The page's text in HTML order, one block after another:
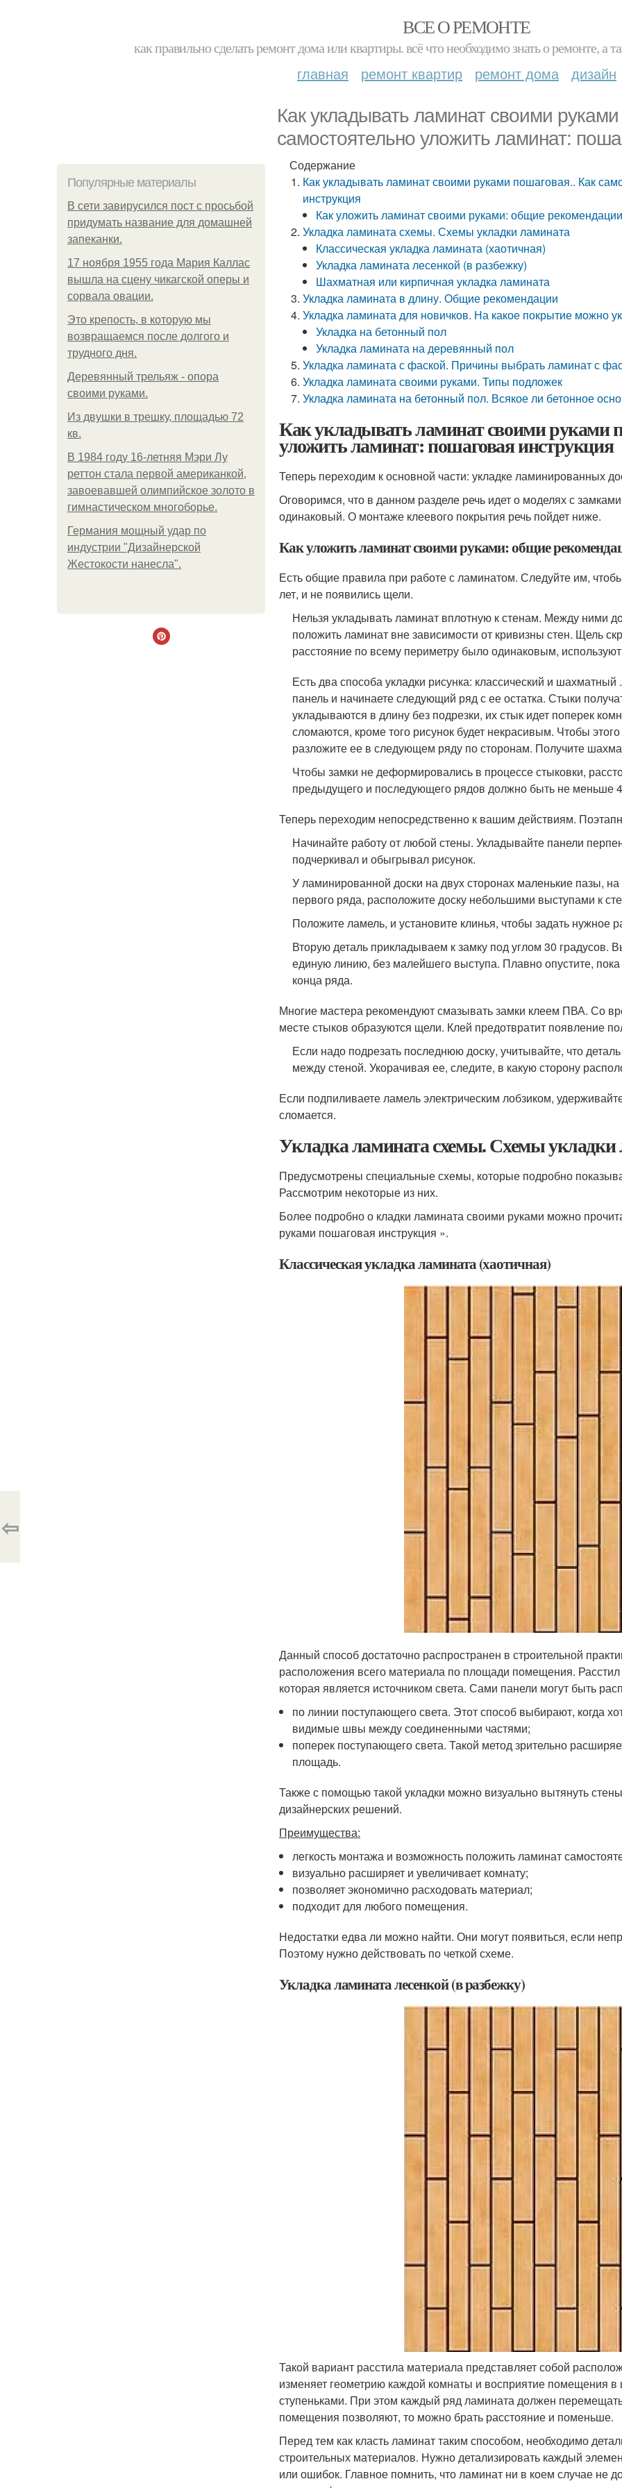
ВСЕ О РЕМОНТЕ
как правильно сделать ремонт дома или квартиры. всё что необходимо знать о ремонте,
главная ремонт квартир ремонт дома дизайн
Как укладывать ламинат своими
самостоятельно уложить ламинат:
Популярные материалы
В сети завирусился пост с просьбой
придумать название для домашней
запеканки.
17 ноября 1955 года Мария Каллас
вышла на сцену чикагской оперы и
сорвала овации.
Это крепость, в которую мы
возвращаемся после долгого и
трудного дня.
Деревянный трельяж - опора
своими руками.
Из двушки в трешку, площадью 72
кв.
В 1984 году 16-летняя Мэри Лу
реттон стала первой американкой,
завоевавшей олимпийское золото в
гимнастическом многоборье.
Германия мощный удар по
индустрии "Дизайнерской
Жестокости нанесла".
Содержание
Как укладывать ламинат своими руками пошаговая.. Как
инструкция
Как уложить ламинат своими руками: общие
Укладка ламината схемы. Схемы укладки ламината
Классическая укладка ламината (хаотичная)
Укладка ламината лесенкой (в разбежку)
Шахматная или кирпичная укладка ламината
Укладка ламината в длину. Общие рекомендации
Укладка ламината для новичков. На какое покрытие можно
Укладка на бетонный пол
Укладка ламината на деревянный пол
Укладка ламината с фаской. Причины выбрать ламинат с
Укладка ламината своими руками. Типы подложек
Укладка ламината на бетонный пол. Всякое ли бетонное
Как укладывать ламинат своими руками
уложить ламинат: пошаговая инструкция
Теперь переходим к основной части: укладке ламинированных
Оговоримся, что в данном разделе речь идет о моделях с
одинаковый. О монтаже клеевого покрытия речь пойдет ниже.
Как уложить ламинат своими руками: общие
Есть общие правила при работе с ламинатом. Следуйте им,
лет, и не появились щели.
Нельзя укладывать ламинат вплотную к стенам. Между ними
положить ламинат вне зависимости от кривизны стен. Щель
расстояние по всему периметру было одинаковым,
Есть два способа укладки рисунка: классический и
панель и начинаете следующий ряд с ее остатка. Стыки
укладываются в длину без подрезки, их стык идет поперек
сломаются, кроме того рисунок будет некрасивым. Чтобы
разложите ее в следующем ряду по сторонам. Получите
Чтобы замки не деформировались в процессе стыковки,
предыдущего и последующего рядов должно быть не меньше
Теперь переходим непосредственно к вашим действиям.
Начинайте работу от любой стены. Укладывайте панели
подчеркивал и обыгрывал рисунок.
У ламинированной доски на двух сторонах маленькие пазы,
первого ряда, расположите доску небольшими выступами к
Положите ламель, и установите клинья, чтобы задать нужное
Вторую деталь прикладываем к замку под углом 30 градусов.
единую линию, без малейшего выступа. Плавно опустите,
конца ряда.
Многие мастера рекомендуют смазывать замки клеем ПВА. Со
месте стыков образуются щели. Клей предотвратит появление
Если надо подрезать последнюю доску, учитывайте, что
между стеной. Укорачивая ее, следите, в какую сторону
Если подпиливаете ламель электрическим лобзиком,
сломается.
Укладка ламината схемы. Схемы укладки
Предусмотрены специальные схемы, которые подробно
Рассмотрим некоторые из них.
Более подробно о кладки ламината своими руками можно
руками пошаговая инструкция ».
Классическая укладка ламината (хаотичная)
Данный способ достаточно распространен в строительной
расположения всего материала по площади помещения. Расстил
которая является источником света. Сами панели могут быть
по линии поступающего света. Этот способ выбирают, когда
видимые швы между соединенными частями;
поперек поступающего света. Такой метод зрительно
площадь.
Также с помощью такой укладки можно визуально вытянуть
дизайнерских решений.
Преимущества:
легкость монтажа и возможность положить ламинат
визуально расширяет и увеличивает комнату;
позволяет экономично расходовать материал;
подходит для любого помещения.
Недостатки едва ли можно найти. Они могут появиться, если
Поэтому нужно действовать по четкой схеме.
Укладка ламината лесенкой (в разбежку)
Такой вариант расстила материала представляет собой
изменяет геометрию каждой комнаты и восприятие помещения
ступеньками. При этом каждый ряд ламината должен
помещения позволяют, то можно брать расстояние и поменьше.
Перед тем как класть ламинат таким способом, необходимо
строительных материалов. Нужно детализировать каждый
или ошибок. Главное помнить, что ламинат ни в коем случае не
⇦